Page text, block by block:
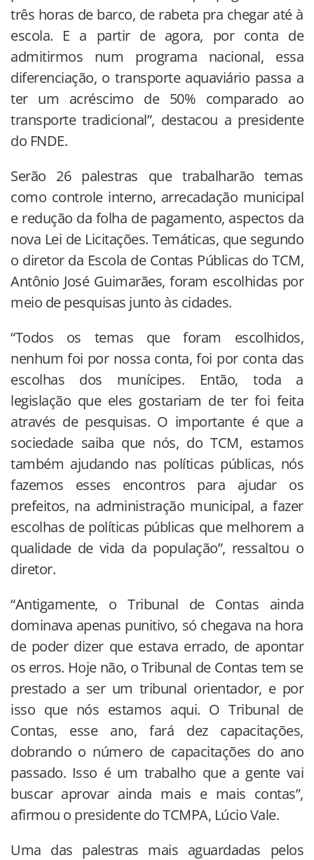
três horas de barco, de rabeta pra chegar até à
escola. E a partir de agora, por conta de
admitirmos num programa nacional, essa
diferenciação, o transporte aquaviário passa a
ter um acréscimo de 50% comparado ao
transporte tradicional”, destacou a presidente
do FNDE.
Serão 26 palestras que trabalharão temas
como controle interno, arrecadação municipal
e redução da folha de pagamento, aspectos da
nova Lei de Licitações. Temáticas, que segundo
o diretor da Escola de Contas Públicas do TCM,
Antônio José Guimarães, foram escolhidas por
meio de pesquisas junto às cidades.
“Todos os temas que foram escolhidos,
nenhum foi por nossa conta, foi por conta das
escolhas dos munícipes. Então, toda a
legislação que eles gostariam de ter foi feita
através de pesquisas. O importante é que a
sociedade saiba que nós, do TCM, estamos
também ajudando nas políticas públicas, nós
fazemos esses encontros para ajudar os
prefeitos, na administração municipal, a fazer
escolhas de políticas públicas que melhorem a
qualidade de vida da população”, ressaltou o
diretor.
“Antigamente, o Tribunal de Contas ainda
dominava apenas punitivo, só chegava na hora
de poder dizer que estava errado, de apontar
os erros. Hoje não, o Tribunal de Contas tem se
prestado a ser um tribunal orientador, e por
isso que nós estamos aqui. O Tribunal de
Contas, esse ano, fará dez capacitações,
dobrando o número de capacitações do ano
passado. Isso é um trabalho que a gente vai
buscar aprovar ainda mais e mais contas”,
afirmou o presidente do TCMPA, Lúcio Vale.
Uma das palestras mais aguardadas pelos